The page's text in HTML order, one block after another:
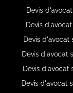
Devis
Devis
Devis
Devis d'avocat
Devis d'avocat
Devis d'avocat